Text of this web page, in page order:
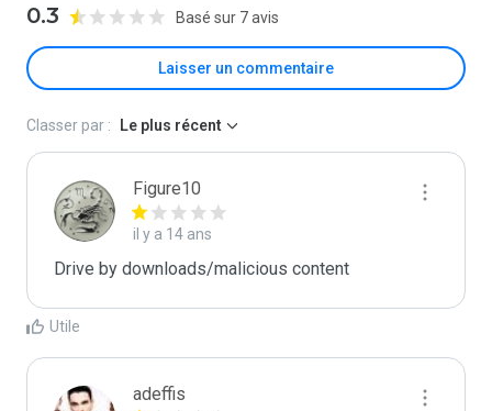
0.3 Basé sur 7 avis
Laisser un commentaire
Classer par : Le plus récent
Figure10
il y a 14 ans
Drive by downloads/malicious content
Utile
adeffis